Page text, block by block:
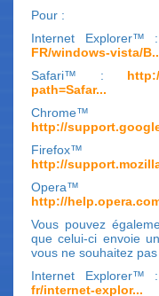
Pour :
Internet Explorer™
FR/windows-vista/
Safari™ :
path=Safar...
http://
http://
http://
Vous pouvez
que celui-ci envoie
vous ne souhaitez
Internet Explorer™
fr/internet-explor...